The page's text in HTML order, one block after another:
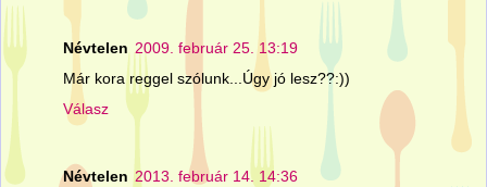
Névtelen 2009. február 25. 13:19
Már kora reggel szólunk...Úgy jó lesz??:))
Válasz
Névtelen 2013. február 14. 14:36